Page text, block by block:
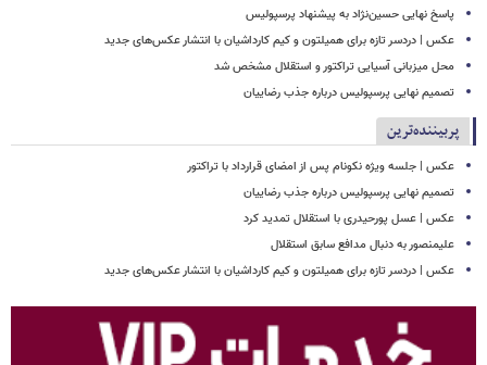
پاسخ نهایی حسین‌نژاد به پیشنهاد پرسپولیس
عکس | دردسر تازه برای همیلتون و کیم کارداشیان با انتشار عکس‌های جدید
محل میزبانی آسیایی تراکتور و استقلال مشخص شد
تصمیم نهایی پرسپولیس درباره جذب رضاییان
پربیننده‌ترین
عکس | جلسه ویژه نکونام پس از امضای قرارداد با تراکتور
تصمیم نهایی پرسپولیس درباره جذب رضاییان
عکس | عسل پورحیدری با استقلال تمدید کرد
علیمنصور به دنبال مدافع سابق استقلال
عکس | دردسر تازه برای همیلتون و کیم کارداشیان با انتشار عکس‌های جدید